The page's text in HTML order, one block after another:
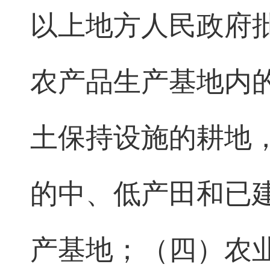
以上地方人民政府
农产品生产基地内
土保持设施的耕地
的中、低产田和已
产基地；（四）农